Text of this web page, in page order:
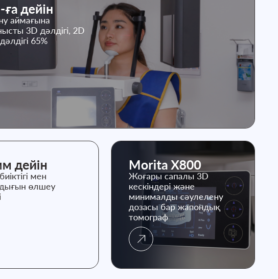
ға дейін
аймағына
3D дәлдігі, 2D
65%
дейін
мен
өлшеу
Morita Х800
Жоғары сапалы 3D
кескіндері және
минималды сәулелену
дозасы бар жапондық
томограф